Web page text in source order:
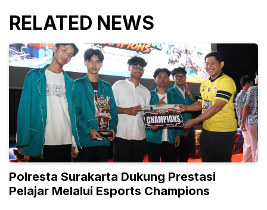
RELATED NEWS
Polresta Surakarta Dukung Prestasi
Pelajar Melalui Esports Champions